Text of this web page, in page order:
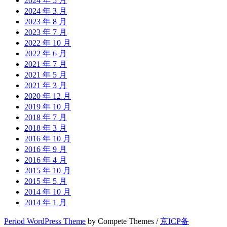
2024 年 3 月
2023 年 8 月
2023 年 7 月
2022 年 10 月
2022 年 6 月
2021 年 7 月
2021 年 5 月
2021 年 3 月
2020 年 12 月
2019 年 10 月
2018 年 7 月
2018 年 3 月
2016 年 10 月
2016 年 9 月
2016 年 4 月
2015 年 10 月
2015 年 5 月
2014 年 10 月
2014 年 1 月
Period WordPress Theme by Compete Themes /京ICP备